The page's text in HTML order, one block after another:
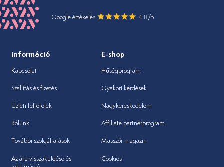
Google értékelés 4.8/5
Információ
Kapcsolat
Szállítás és fizetés
Üzleti feltételek
Rólunk
További szolgáltatások
Az áru visszaküldése és
E-shop
Hűségprogram
Gyakori kérdések
Nagykereskedelem
Affiliate partnerprogram
Masszőr magazin
Cookies